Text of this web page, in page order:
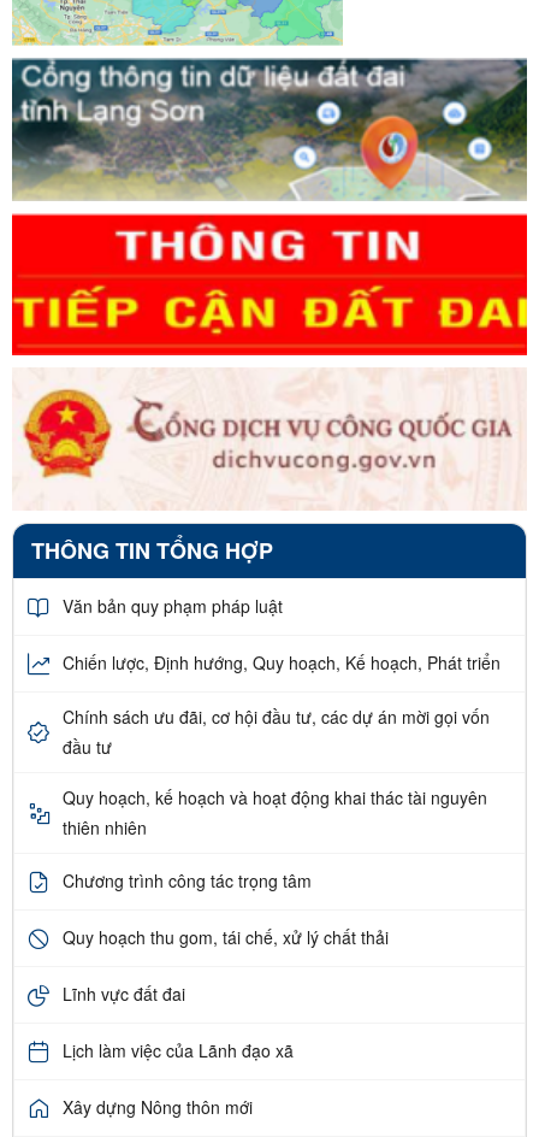
THÔNG TIN TỔNG HỢP
Văn bản quy phạm pháp luật
Chiến lược, Định hướng, Quy hoạch, Kế hoạch, Phát triển
Chính sách ưu đãi, cơ hội đầu tư, các dự án mời gọi vốn
đầu tư
Quy hoạch, kế hoạch và hoạt động khai thác tài nguyên
thiên nhiên
Chương trình công tác trọng tâm
Quy hoạch thu gom, tái chế, xử lý chất thải
Lĩnh vực đất đai
Lịch làm việc của Lãnh đạo xã
Xây dựng Nông thôn mới